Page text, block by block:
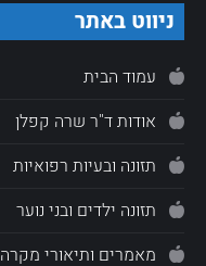
ניווט באתר
עמוד הבית
אודות ד"ר שרה קפלן
תזונה ובעיות רפואיות
תזונה ילדים ובני נוער
מאמרים ותיאורי מקרה